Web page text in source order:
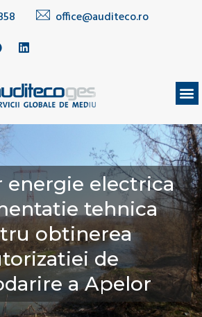
office@auditeco.ro
energie electrica
tehnica
obtinerea
de
a Apelor